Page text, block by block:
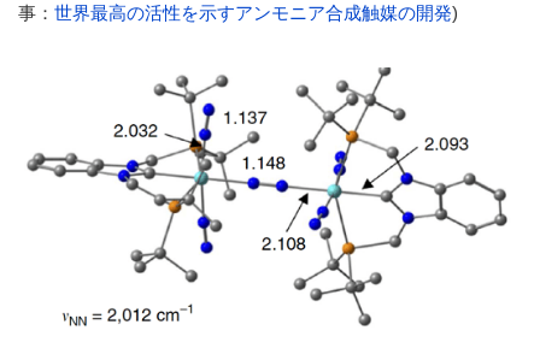
事： 世界最高の活性を示すアンモニア合成触媒の開発)